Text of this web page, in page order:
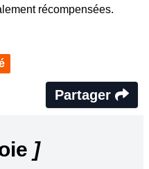
récompensées.
Partager
]